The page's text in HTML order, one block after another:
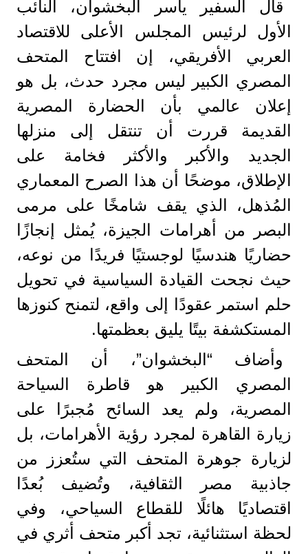
قال السفير ياسر البخشوان، النائب
الأول لرئيس المجلس الأعلى للاقتصاد
العربي الأفريقي، إن افتتاح المتحف
المصري الكبير ليس مجرد حدث، بل هو
إعلان عالمي بأن الحضارة المصرية
القديمة قررت أن تنتقل إلى منزلها
الجديد والأكبر والأكثر فخامة على
الإطلاق، موضحًا أن هذا الصرح المعماري
المُذهل، الذي يقف شامخًا على مرمى
البصر من أهرامات الجيزة، يُمثل إنجازًا
حضاريًا هندسيًا لوجستيًا فريدًا من نوعه،
حيث نجحت القيادة السياسية في تحويل
حلم استمر عقودًا إلى واقع، لتمنح كنوزها
المستكشفة بيتًا يليق بعظمتها.
وأضاف “البخشوان”، أن المتحف
المصري الكبير هو قاطرة السياحة
المصرية، ولم يعد السائح مُجبرًا على
زيارة القاهرة لمجرد رؤية الأهرامات، بل
لزيارة جوهرة المتحف التي ستُعزز من
جاذبية مصر الثقافية، وتُضيف بُعدًا
اقتصاديًا هائلًا للقطاع السياحي، وفي
لحظة استثنائية، تجد أكبر متحف أثري في